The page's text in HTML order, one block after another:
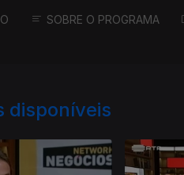
SOBRE O PROGRAMA
disponíveis